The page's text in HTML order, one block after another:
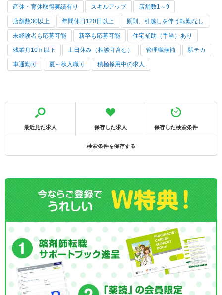
産休・育休取得実績有り スキルアップ 店舗数1～9
店舗数30以上 年間休日120日以上 原則、引越しを伴う転勤なし
未経験者も応募可能 新卒も応募可能 住宅補助（手当）あり
残業月10ｈ以下 土日休み（相談可含む） 管理職候補 駅チカ
車通勤可 夏～秋入職可 積極採用中の求人
最近見た求人 保存した求人 保存した検索条件
検索条件を保存する